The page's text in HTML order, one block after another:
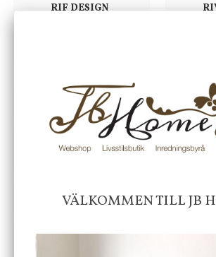
RIF DESIGN
SIROCCO LIVING
SNOWDROPS
SUFRACO
VÄLKOMMEN TILL JB